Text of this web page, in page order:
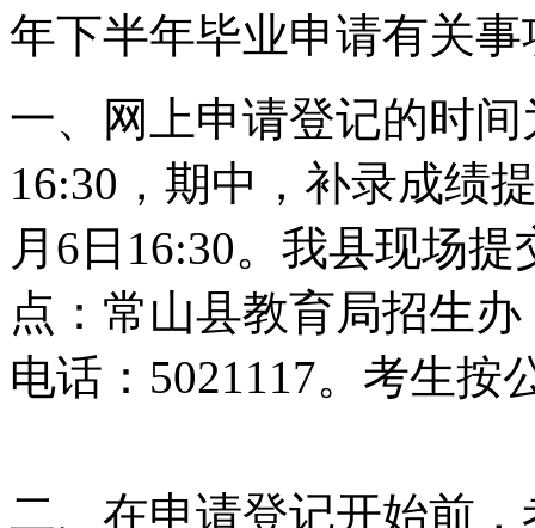
年下半年毕业申请有关
一、网上申请登记的时
16:30，期中，补录成绩
月6日16:30。我县现场
点：常山县教育局招生
电话：5021117。考生按
二、在申请登记开始前